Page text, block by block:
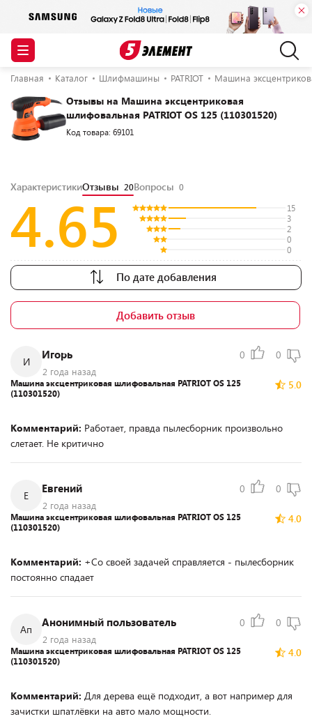
Главная Каталог Шлифмашины PATRIOT Машина
Отзывы на Машина эксцентриковая
шлифовальная PATRIOT OS 125 (110301520)
Код товара: 69101
ХарактеристикиОтзывы 20Вопросы 0
4.65
15
3
2
0
0
По дате добавления
Добавить отзыв
И
Игорь
2 года назад
0 0
5.0
Машина эксцентриковая шлифовальная PATRIOT OS 125
(110301520)
Комментарий: Работает, правда пылесборник произвольно
слетает. Не критично
Е
Евгений
2 года назад
0 0
4.0
Машина эксцентриковая шлифовальная PATRIOT OS 125
(110301520)
Комментарий: +Со своей задачей справляется - пылесборник
постоянно спадает
Ап
Анонимный пользователь
2 года назад
0 0
4.0
Машина эксцентриковая шлифовальная PATRIOT OS 125
(110301520)
Комментарий: Для дерева ещё подходит, а вот например для
зачистки шпатлёвки на авто мало мощности.